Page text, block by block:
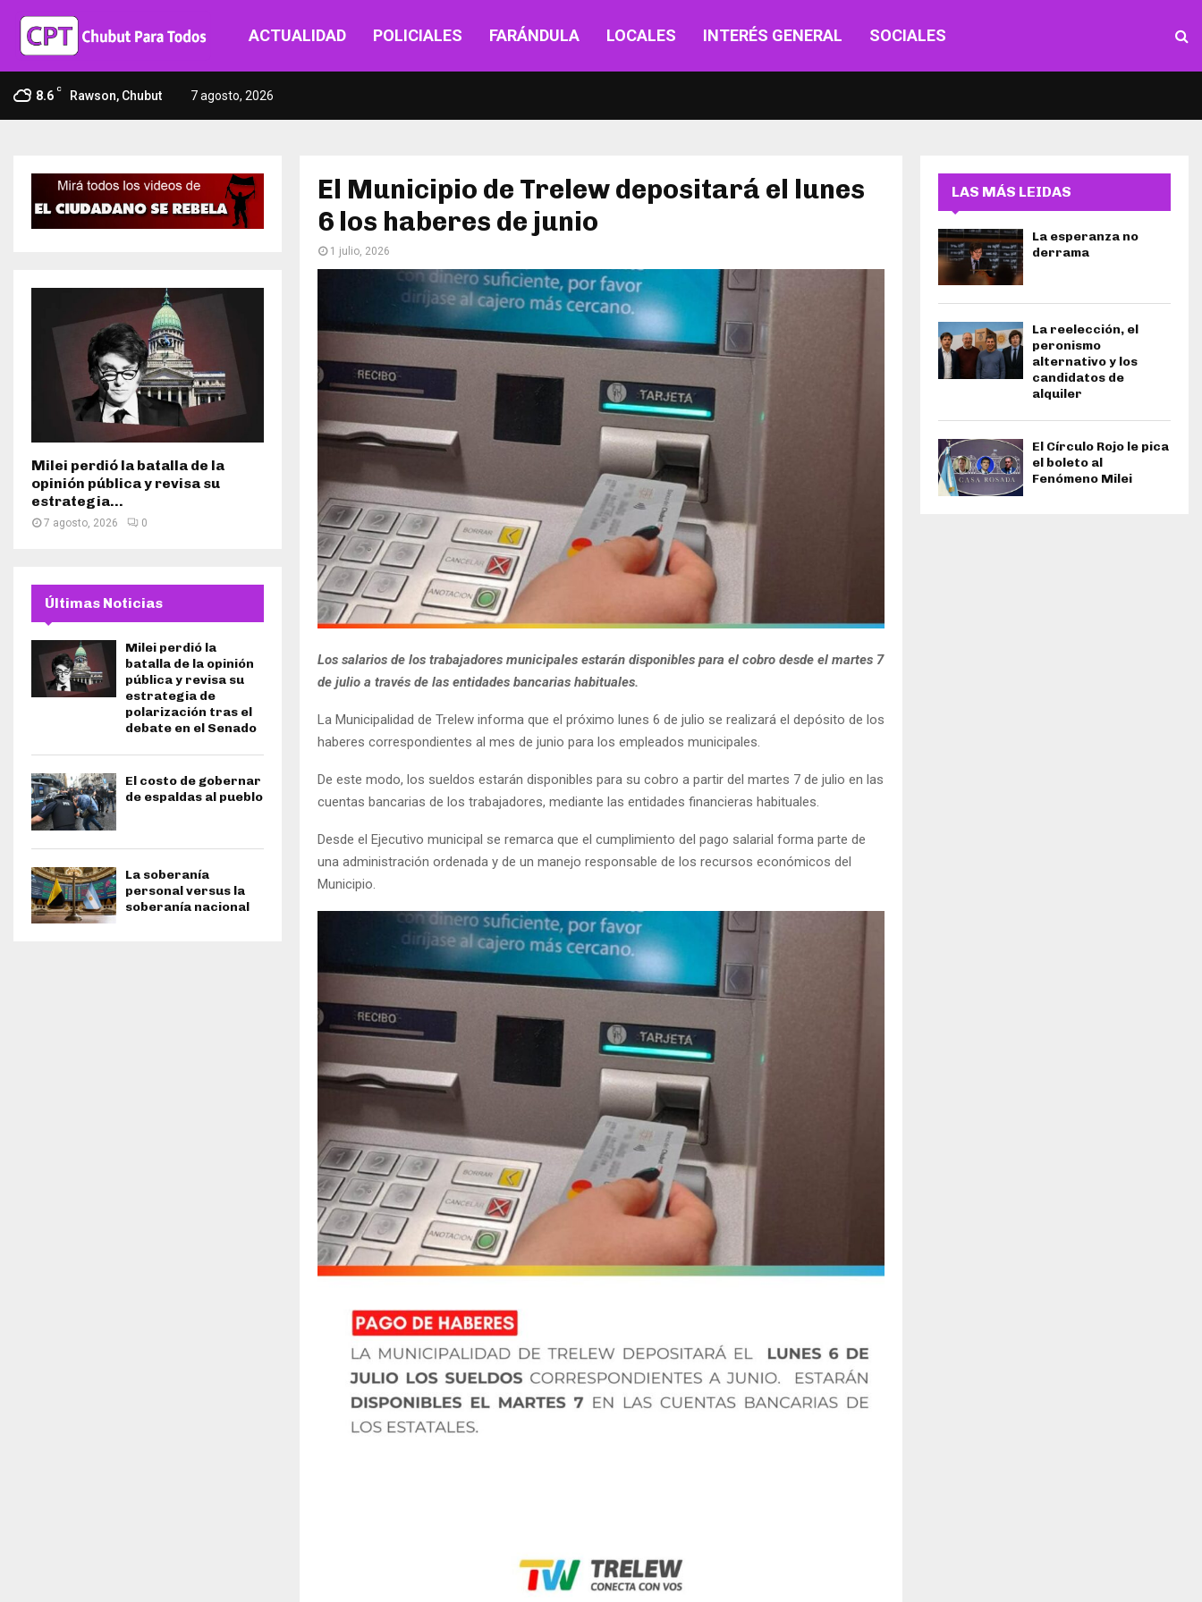
ACTUALIDAD POLICIALES FARÁNDULA LOCALES INTERÉS GENERAL SOCIALES
8.6 C Rawson, Chubut 7 agosto, 2026
El Municipio de Trelew depositará el lunes
6 los haberes de junio
1 julio, 2026
Los salarios de los trabajadores municipales estarán disponibles para el cobro desde el martes 7
de julio a través de las entidades bancarias habituales.
La Municipalidad de Trelew informa que el próximo lunes 6 de julio se realizará el depósito de los
haberes correspondientes al mes de junio para los empleados municipales.
De este modo, los sueldos estarán disponibles para su cobro a partir del martes 7 de julio en las
cuentas bancarias de los trabajadores, mediante las entidades financieras habituales.
Desde el Ejecutivo municipal se remarca que el cumplimiento del pago salarial forma parte de
una administración ordenada y de un manejo responsable de los recursos económicos del
Municipio.
Milei perdió la batalla de la
opinión pública y revisa su
estrategia...
7 agosto, 2026 0
Últimas Noticias
Milei perdió la
batalla de la opinión
pública y revisa su
estrategia de
polarización tras el
debate en el Senado
El costo de gobernar
de espaldas al pueblo
La soberanía
personal versus la
soberanía nacional
LAS MÁS LEIDAS
La esperanza no
derrama
La reelección, el
peronismo
alternativo y los
candidatos de
alquiler
El Círculo Rojo le pica
el boleto al
Fenómeno Milei